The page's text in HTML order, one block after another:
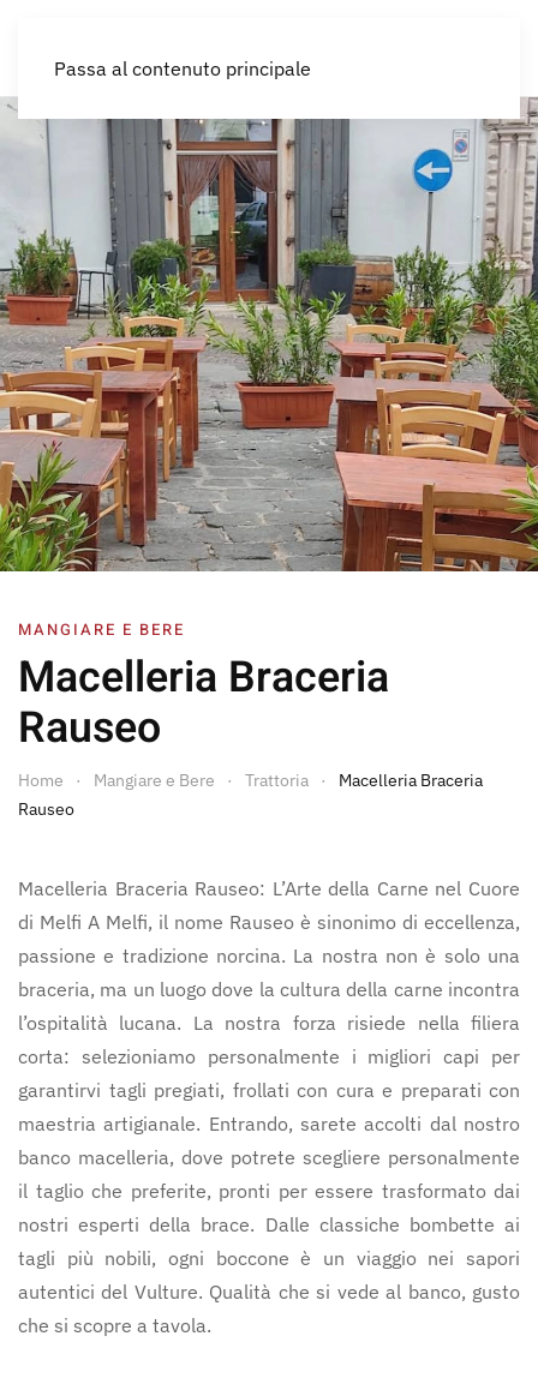
Passa al contenuto principale
MANGIARE E BERE
Macelleria Braceria
Rauseo
Home Mangiare e Bere Trattoria
Macelleria Braceria
Rauseo
Macelleria Braceria Rauseo: L’Arte della Carne nel Cuore
di Melfi A Melfi, il nome Rauseo è sinonimo di eccellenza,
passione e tradizione norcina. La nostra non è solo una
braceria, ma un luogo dove la cultura della carne incontra
l’ospitalità lucana. La nostra forza risiede nella filiera
corta: selezioniamo personalmente i migliori capi per
garantirvi tagli pregiati, frollati con cura e preparati con
maestria artigianale. Entrando, sarete accolti dal nostro
banco macelleria, dove potrete scegliere personalmente
il taglio che preferite, pronti per essere trasformato dai
nostri esperti della brace. Dalle classiche bombette ai
tagli più nobili, ogni boccone è un viaggio nei sapori
autentici del Vulture. Qualità che si vede al banco, gusto
che si scopre a tavola.